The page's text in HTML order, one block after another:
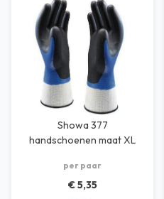
Showa 377
handschoenen maat XL
per paar
€ 5,35